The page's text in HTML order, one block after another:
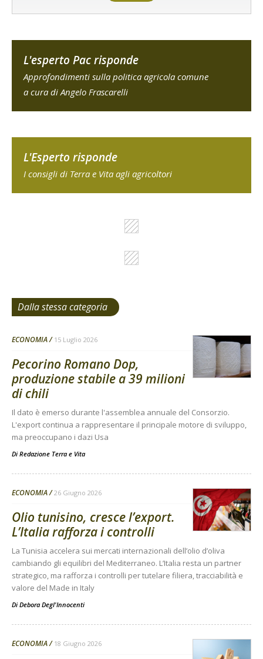
L'esperto Pac risponde
Approfondimenti sulla politica agricola comune
a cura di Angelo Frascarelli
L'Esperto risponde
I consigli di Terra e Vita agli agricoltori
Dalla stessa categoria
ECONOMIA 15 Luglio 2026
Pecorino Romano Dop,
produzione stabile a 39 milioni
di chili
Il dato è emerso durante l'assemblea annuale del Consorzio.
L'export continua a rappresentare il principale motore di sviluppo,
ma preoccupano i dazi Usa
Di Redazione Terra e Vita
ECONOMIA 26 Giugno 2026
Olio tunisino, cresce l’export.
L’Italia rafforza i controlli
La Tunisia accelera sui mercati internazionali dell’olio d’oliva
cambiando gli equilibri del Mediterraneo. L’Italia resta un partner
strategico, ma rafforza i controlli per tutelare filiera, tracciabilità e
valore del Made in Italy
Di Debora Degl'Innocenti
ECONOMIA 18 Giugno 2026